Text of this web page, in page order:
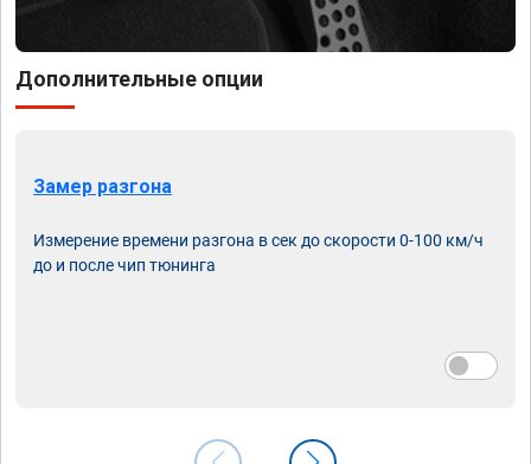
Дополнительные опции
Замер разгона
Измерение времени разгона в сек до скорости 0-100 км/ч
до и после чип тюнинга